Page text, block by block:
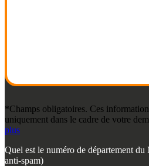
*Champs obligatoires. Ces
uniquement dans le cadre de votre
plus
Quel est le numéro de département
anti-spam)